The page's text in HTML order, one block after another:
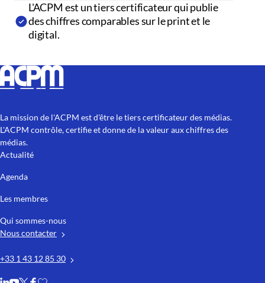
L'ACPM est un tiers certificateur qui publie
des chiffres comparables sur le print et le
digital.
La mission de l'ACPM est d'être le tiers certificateur des médias.
L'ACPM contrôle, certifie et donne de la valeur aux chiffres des
médias.
Actualité
Agenda
Les membres
Qui sommes-nous
Nous contacter
+33 1 43 12 85 30